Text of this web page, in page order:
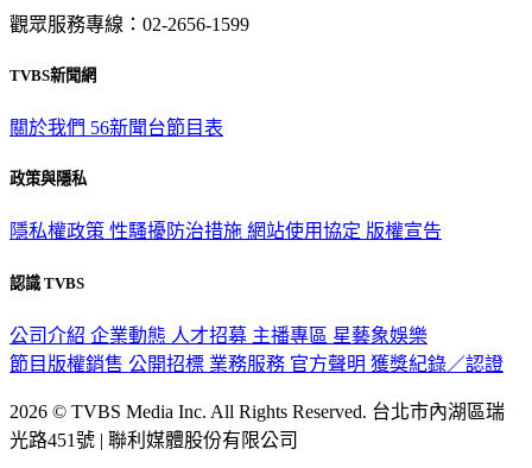
觀眾服務專線：02-2656-1599
TVBS新聞網
關於我們 56新聞台節目表
政策與隱私
隱私權政策 性騷擾防治措施 網站使用協定 版權宣告
認識 TVBS
公司介紹 企業動態 人才招募 主播專區 星藝象娛樂
節目版權銷售 公開招標 業務服務 官方聲明 獲獎紀錄／認證
2026 © TVBS Media Inc. All Rights Reserved. 台北市內湖區瑞
光路451號 | 聯利媒體股份有限公司